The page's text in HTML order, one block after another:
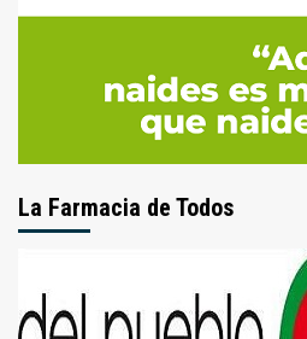
La Farmacia de Todos